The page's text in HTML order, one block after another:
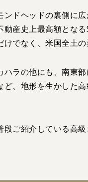
ンドヘッドの裏側に
動産史上最高額とな
けでなく、米国全土
ハラの他にも、南東
ど、地形を生かした
段ご紹介している高